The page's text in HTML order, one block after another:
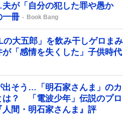
が「自分の犯した罪や愚か
一冊
Book Bang
の大五郎」を飲み干しゲロまみ
「感情を失くした」子供時代
出そう…「明石家さんま」のカ
は？ 「電波少年」伝説のプロ
間・明石家さんま』評